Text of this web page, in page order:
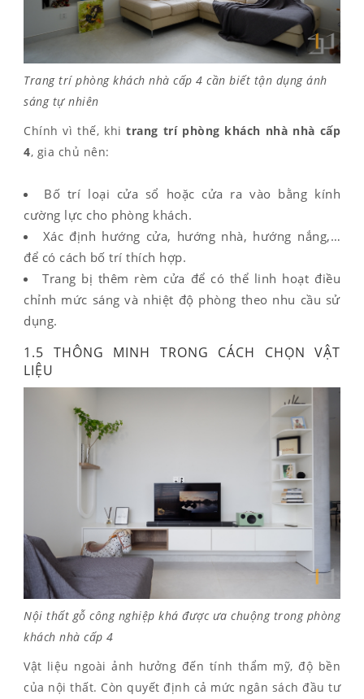
Trang trí phòng khách nhà cấp 4 cần biết tận dụng ánh
sáng tự nhiên
Chính vì thế, khitrang trí phòng khách nhà nhà cấp
4, gia chủ nên:
Bố trí loại cửa sổ hoặc cửa ra vào bằng kính
cường lực cho phòng khách.
Xác định hướng cửa, hướng nhà, hướng nắng,…
để có cách bố trí thích hợp.
Trang bị thêm rèm cửa để có thể linh hoạt điều
chỉnh mức sáng và nhiệt độ phòng theo nhu cầu sử
dụng.
1.5 THÔNG MINH TRONG CÁCH CHỌN VẬT
LIỆU
Nội thất gỗ công nghiệp khá được ưa chuộng trong phòng
khách nhà cấp 4
Vật liệu ngoài ảnh hưởng đến tính thẩm mỹ, độ bền
của nội thất. Còn quyết định cả mức ngân sách đầu tư